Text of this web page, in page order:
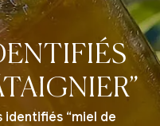
identifiés “miel de